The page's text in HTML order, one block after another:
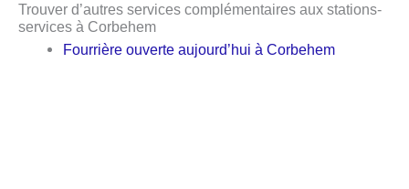
Trouver d’autres services complémentaires aux stations-
services à Corbehem
Fourrière ouverte aujourd’hui à Corbehem